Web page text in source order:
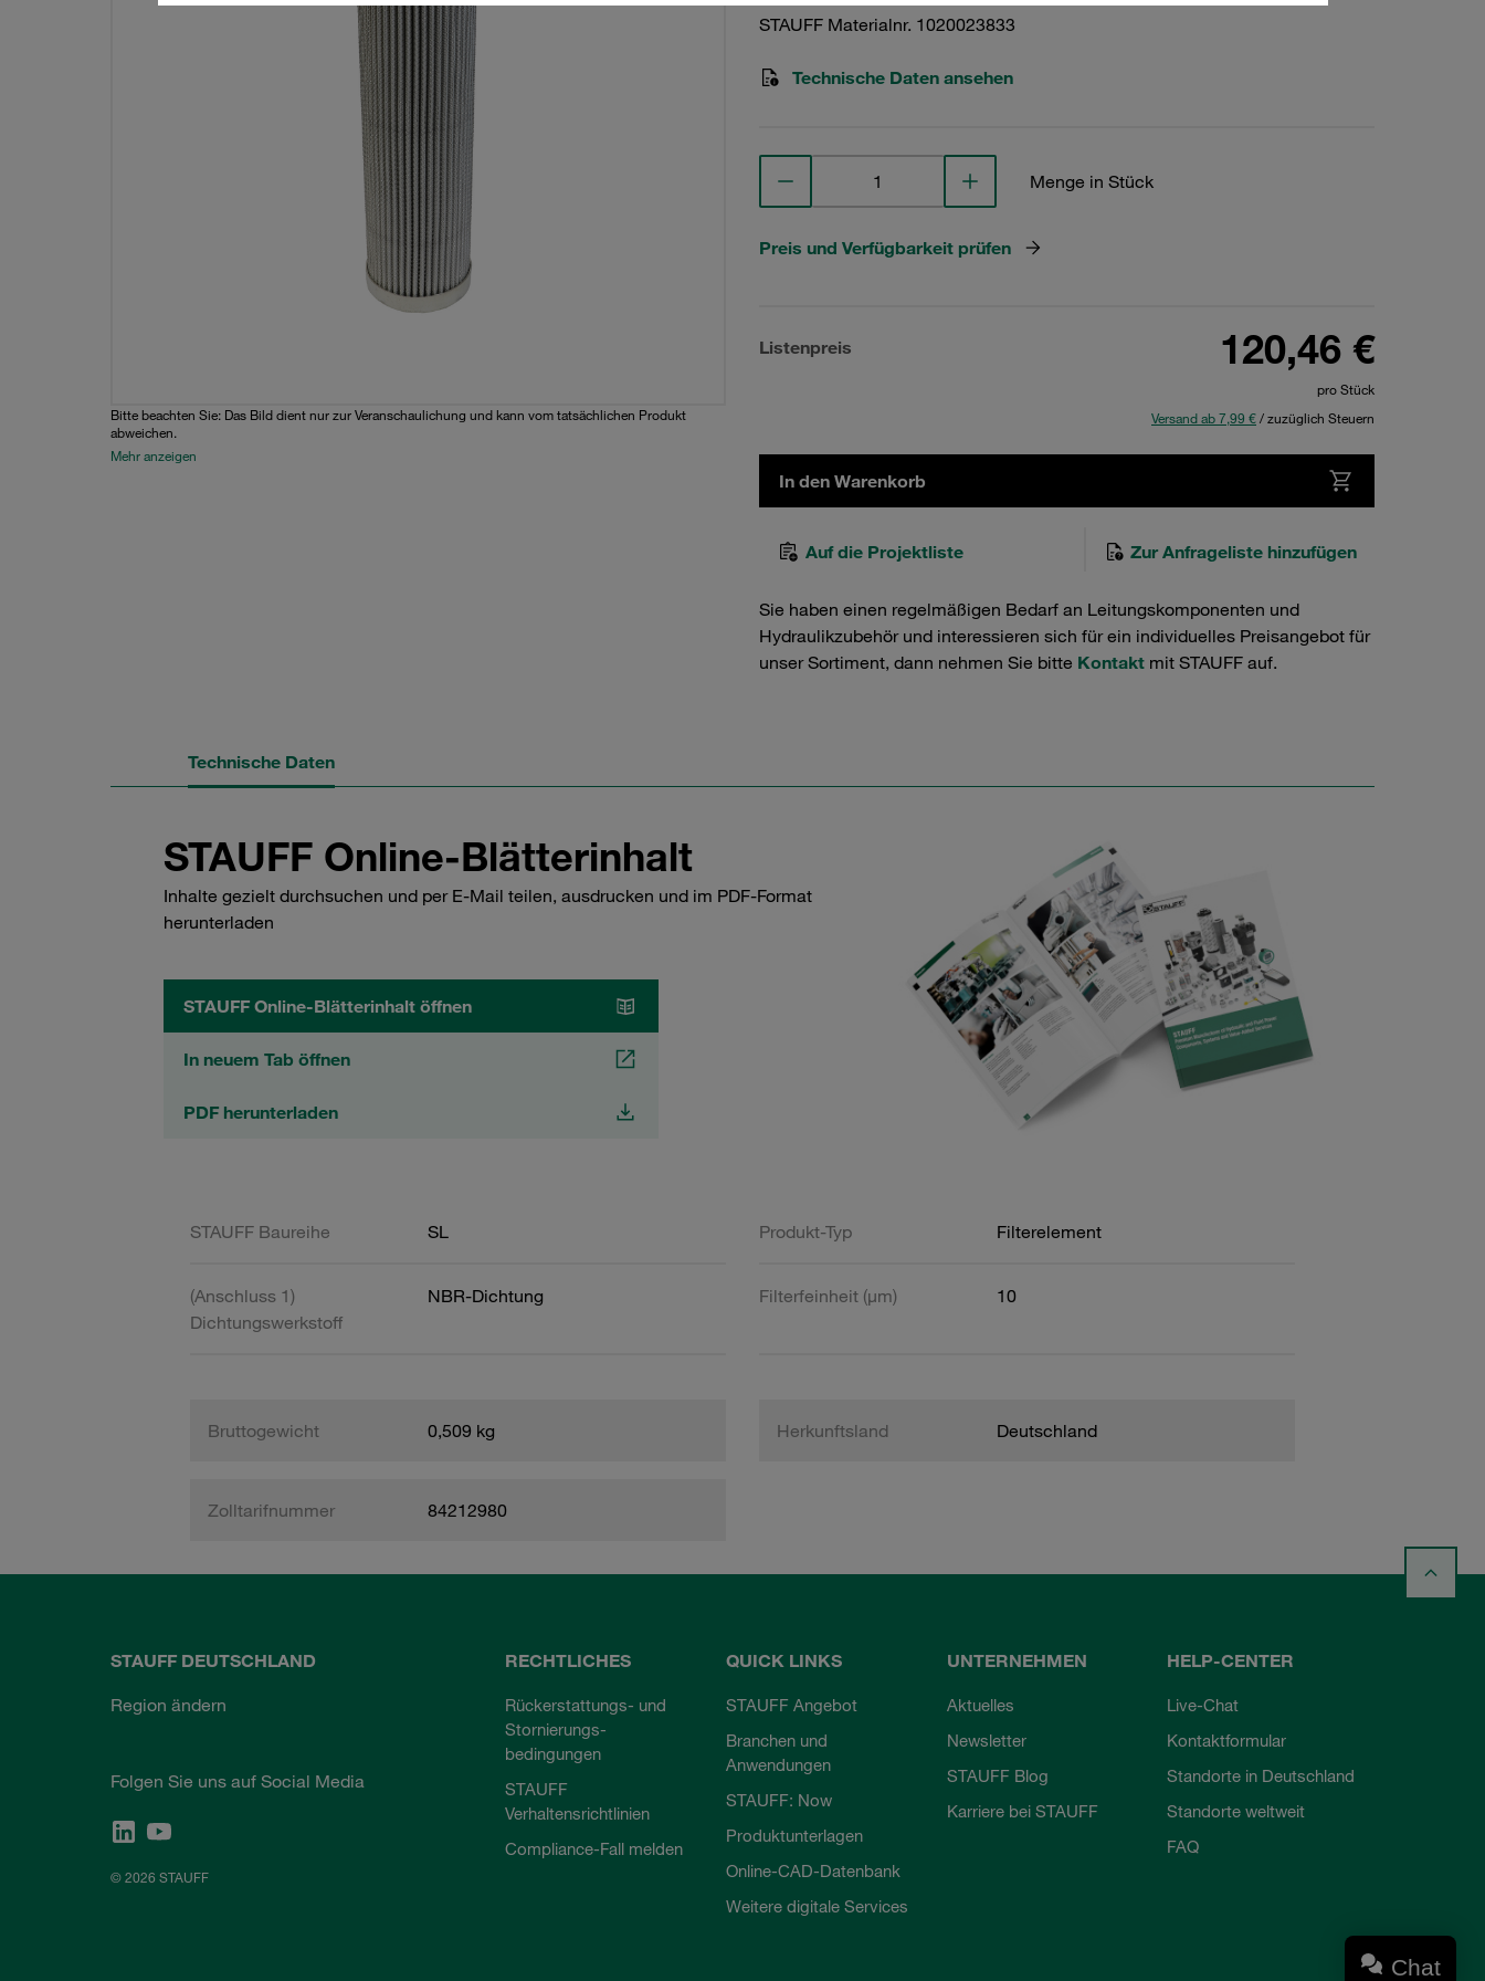
Bitte beachten Sie: Das Bild dient nur zur Veranschaulichung und kann vom tatsächlichen Produkt
abweichen.
Mehr anzeigen
STAUFF Materialnr. 1020023833
Technische Daten ansehen
Menge in Stück
Preis und Verfügbarkeit prüfen
Listenpreis 120,46 €
pro Stück
Versand ab 7,99 €/ zuzüglich Steuern
In den Warenkorb
Auf die Projektliste Zur Anfrageliste hinzufügen
Sie haben einen regelmäßigen Bedarf an Leitungskomponenten und
Hydraulikzubehör und interessieren sich für ein individuelles Preisangebot für
unser Sortiment, dann nehmen Sie bitte Kontakt mit STAUFF auf.
Technische Daten
STAUFF Online-Blätterinhalt
Inhalte gezielt durchsuchen und per E-Mail teilen, ausdrucken und im PDF-Format
herunterladen
STAUFF Online-Blätterinhalt öffnen
In neuem Tab öffnen
PDF herunterladen
STAUFF Baureihe SL Produkt-Typ Filterelement
(Anschluss 1)
Dichtungswerkstoff
NBR-Dichtung Filterfeinheit (µm) 10
Bruttogewicht 0,509 kg Herkunftsland Deutschland
Zolltarifnummer 84212980
STAUFF DEUTSCHLAND
Region ändern
Folgen Sie uns auf Social Media
© 2026 STAUFF
RECHTLICHES
Rückerstattungs- und
Stornierungs-
bedingungen
STAUFF
Verhaltensrichtlinien
Compliance-Fall melden
QUICK LINKS
STAUFF Angebot
Branchen und
Anwendungen
STAUFF: Now
Produktunterlagen
Online-CAD-Datenbank
Weitere digitale Services
UNTERNEHMEN
Aktuelles
Newsletter
STAUFF Blog
Karriere bei STAUFF
HELP-CENTER
Live-Chat
Kontaktformular
Standorte in Deutschland
Standorte weltweit
FAQ
Chat